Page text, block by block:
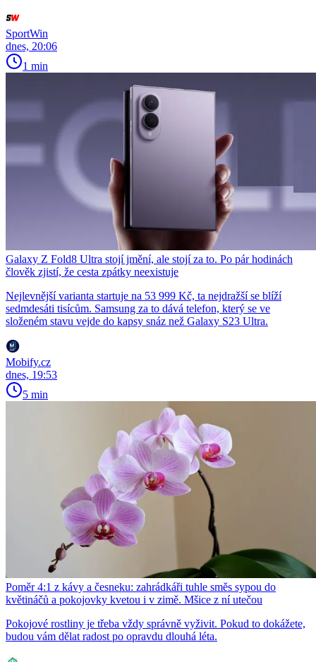
SportWin
dnes, 20:06
1 min
Galaxy Z Fold8 Ultra stojí jmění, ale stojí za to. Po pár hodinách
člověk zjistí, že cesta zpátky neexistuje
Nejlevnější varianta startuje na 53 999 Kč, ta nejdražší se blíží
sedmdesáti tisícům. Samsung za to dává telefon, který se ve
složeném stavu vejde do kapsy snáz než Galaxy S23 Ultra.
Mobify.cz
dnes, 19:53
5 min
Poměr 4:1 z kávy a česneku: zahrádkáři tuhle směs sypou do
květináčů a pokojovky kvetou i v zimě. Mšice z ní utečou
Pokojové rostliny je třeba vždy správně vyživit. Pokud to dokážete,
budou vám dělat radost po opravdu dlouhá léta.